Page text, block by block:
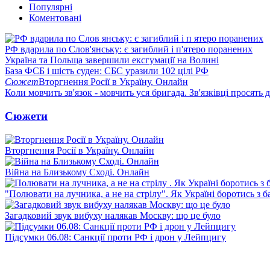
Популярні
Коментовані
РФ вдарила по Слов'янську: є загиблий і п'ятеро поранених
Україна та Польща завершили ексгумації на Волині
База ФСБ і шість суден: СБС уразили 102 цілі РФ
СюжетВторгнення Росії в Україну. Онлайн
Коли мовчить зв'язок - мовчить уся бригада. Зв'язківці просять
Сюжети
Вторгнення Росії в Україну. Онлайн
Війна на Близькому Сході. Онлайн
"Полювати на лучника, а не на стрілу". Як Україні боротись з
Загадковий звук вибуху налякав Москву: що це було
Підсумки 06.08: Санкції проти РФ і дрон у Лейпцигу